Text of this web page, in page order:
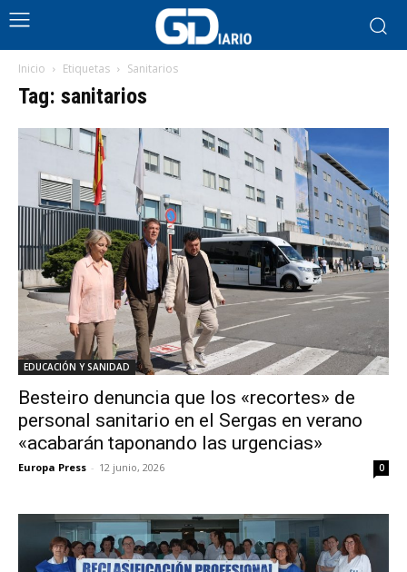
Inicio Etiquetas Sanitarios
Tag: sanitarios
EDUCACIÓN Y SANIDAD
Besteiro denuncia que los «recortes» de
personal sanitario en el Sergas en verano
«acabarán taponando las urgencias»
Europa Press - 12 junio, 2026 0